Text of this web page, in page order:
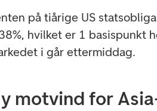
på tiårige US
hvilket er 1 basispunkt
i går ettermiddag.
motvind for